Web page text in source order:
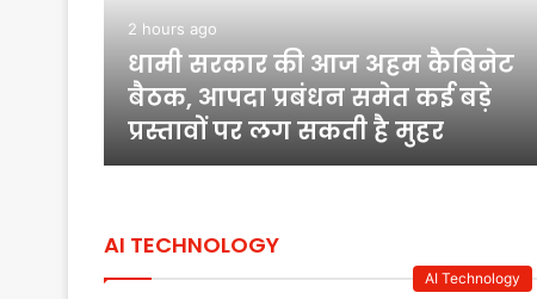
2 hours ago
धामी सरकार की आज अहम कैबिनेट
बैठक, आपदा प्रबंधन समेत कई बड़े
प्रस्तावों पर लग सकती है मुहर
AI TECHNOLOGY
AI Technology